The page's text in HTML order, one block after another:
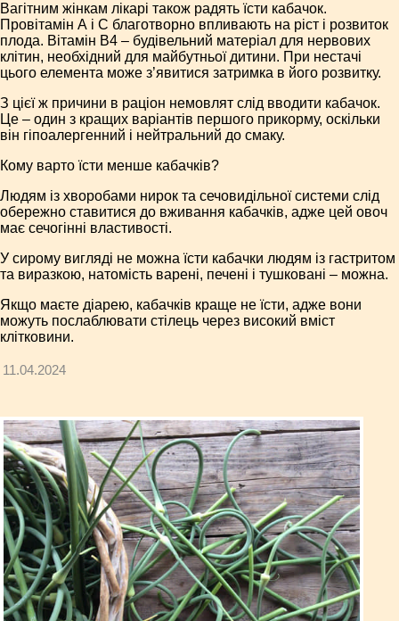
Вагітним жінкам лікарі також радять їсти кабачок.
Провітамін А і С благотворно впливають на ріст і розвиток
плода. Вітамін В4 – будівельний матеріал для нервових
клітин, необхідний для майбутньої дитини. При нестачі
цього елемента може з’явитися затримка в його розвитку.
З цієї ж причини в раціон немовлят слід вводити кабачок.
Це – один з кращих варіантів першого прикорму, оскільки
він гіпоалергенний і нейтральний до смаку.
Кому варто їсти менше кабачків?
Людям із хворобами нирок та сечовидільної системи слід
обережно ставитися до вживання кабачків, адже цей овоч
має сечогінні властивості.
У сирому вигляді не можна їсти кабачки людям із гастритом
та виразкою, натомість варені, печені і тушковані – можна.
Якщо маєте діарею, кабачків краще не їсти, адже вони
можуть послаблювати стілець через високий вміст
клітковини.
11.04.2024